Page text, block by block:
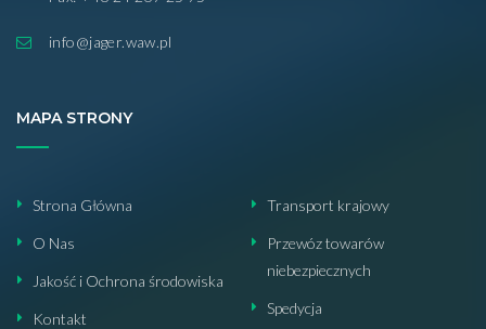
info@jager.waw.pl
MAPA STRONY
Strona Główna
O Nas
Jakość i Ochrona środowiska
Kontakt
Transport krajowy
Przewóz towarów
niebezpiecznych
Spedycja